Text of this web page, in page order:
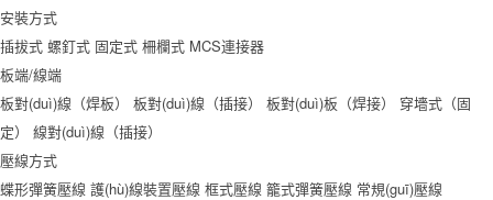
安裝方式
插拔式 螺釘式 固定式 柵欄式 MCS連接器
板端/線端
板對(duì)線（焊板）
板對(duì)線（插接） 板對(duì)板（焊接）
穿墻式（固
定）
線對(duì)線（插接）
壓線方式
蝶形彈簧壓線 護(hù)線裝置壓線 框式壓線 籠式彈簧壓線 常規(guī)壓線